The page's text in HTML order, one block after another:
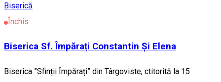
Biserică
Închis
Biserica Sf. Împărați Constantin Și Elena
Biserica ”Sfinții Împărați” din Târgoviste, ctitorită la 15